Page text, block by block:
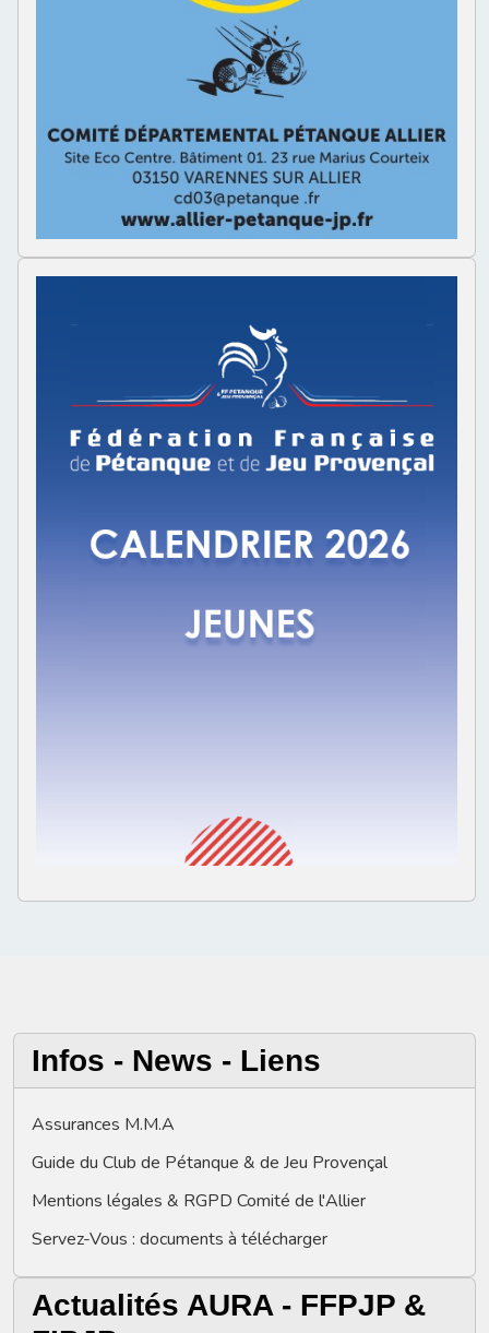
Infos - News - Liens
Assurances M.M.A
Guide du Club de Pétanque & de Jeu Provençal
Mentions légales & RGPD Comité de l'Allier
Servez-Vous : documents à télécharger
Actualités AURA - FFPJP &